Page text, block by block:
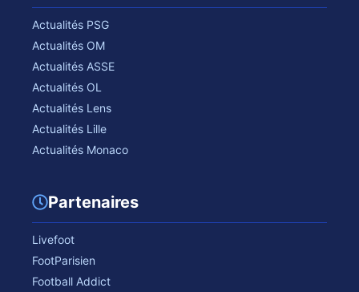
Actualités PSG
Actualités OM
Actualités ASSE
Actualités OL
Actualités Lens
Actualités Lille
Actualités Monaco
Partenaires
Livefoot
FootParisien
Football Addict